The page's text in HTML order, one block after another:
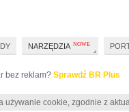
bez reklam? Sprawdź BR Plus
używanie cookie, zgodnie z
NARZĘDZIA